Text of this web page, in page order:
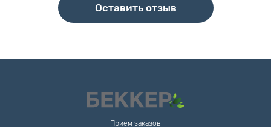
Оставить отзыв
Прием заказов